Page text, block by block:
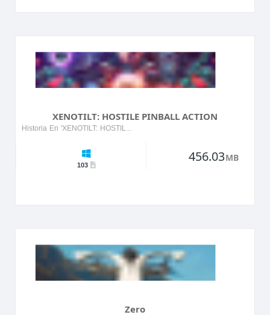
XENOTILT: HOSTILE PINBALL ACTION
Historia En 'XENOTILT: HOSTILE PINBALL ACTION', los jugadores son lanzados a un vibrante mundo alienígena donde deben navegar a través de entornos hostiles llenos de criaturas peligrosas y obstác...
103
456.03MB
Zero